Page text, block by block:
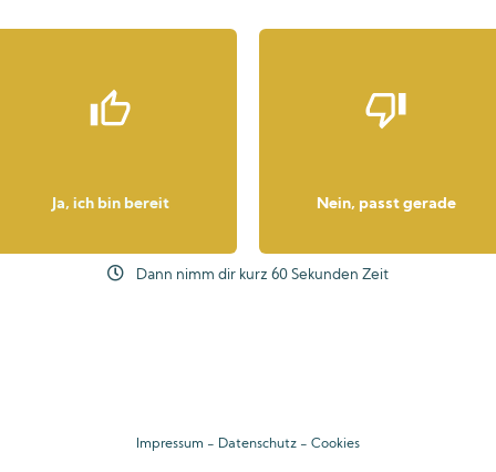
Ja, ich bin bereit Nein, passt gerade
Dann nimm dir kurz 60 Sekunden Zeit
Impressum - Datenschutz - Cookies